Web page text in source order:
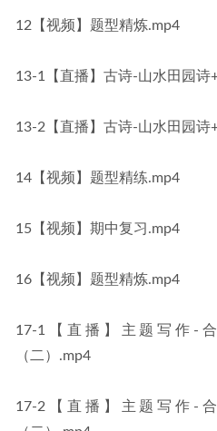
12【视频】题型精炼.mp4
13-1【直播】古诗-山水田园诗
13-2【直播】古诗-山水田园诗
14【视频】题型精练.mp4
15【视频】期中复习.mp4
16【视频】题型精炼.mp4
17-1【直播】主题写作-
（二）.mp4
17-2【直播】主题写作-